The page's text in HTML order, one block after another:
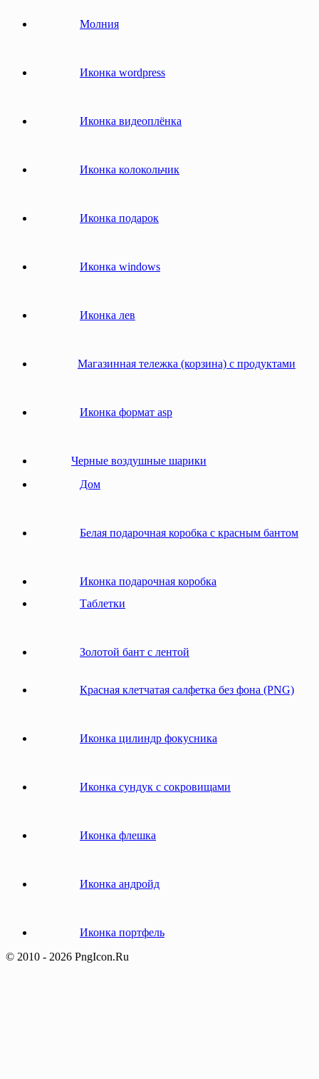
Молния
Иконка wordpress
Иконка видеоплёнка
Иконка колокольчик
Иконка подарок
Иконка windows
Иконка лев
Магазинная тележка (корзина) с продуктами
Иконка формат asp
Черные воздушные шарики
Дом
Белая подарочная коробка с красным бантом
Иконка подарочная коробка
Таблетки
Золотой бант с лентой
Красная клетчатая салфетка без фона (PNG)
Иконка цилиндр фокусника
Иконка сундук с сокровищами
Иконка флешка
Иконка андройд
Иконка портфель
© 2010 - 2026 PngIcon.Ru